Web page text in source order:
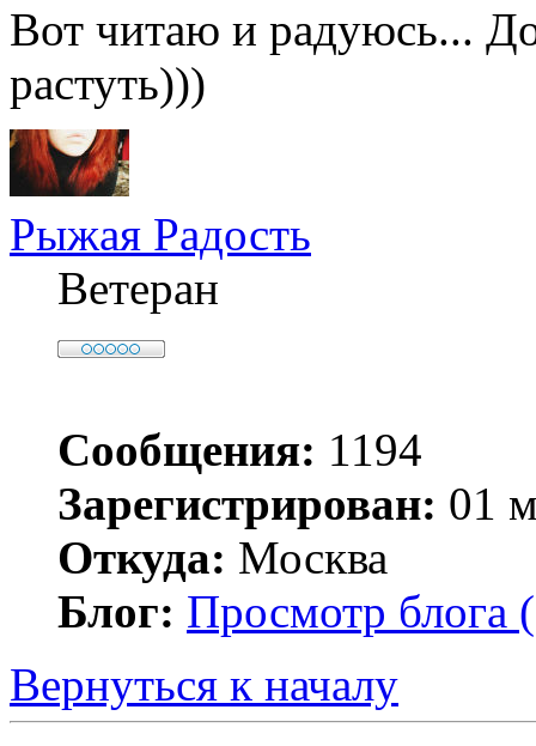
Вот читаю и радуюсь...
растуть)))
Рыжая Радость
Ветеран
Сообщения: 1194
Зарегистрирован: 01
Откуда: Москва
Блог: Просмотр блога
Вернуться к началу